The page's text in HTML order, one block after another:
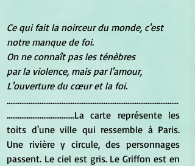
Ce qui fait la noirceur du monde, c'est
notre manque de foi.
On ne connaît pas les ténèbres
par la violence, mais par l'amour,
L'ouverture du cœur et la foi.
..............................................................................................
.....................................La carte représente les
toits d'une ville qui ressemble à Paris.
Une rivière y circule, des personnages
passent. Le ciel est gris. Le Griffon est en